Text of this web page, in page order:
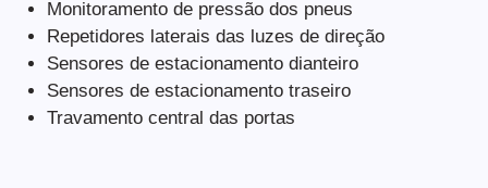
Monitoramento de pressão dos pneus
Repetidores laterais das luzes de direção
Sensores de estacionamento dianteiro
Sensores de estacionamento traseiro
Travamento central das portas